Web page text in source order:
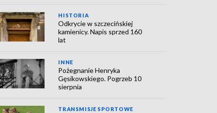
HISTORIA
Odkrycie w szczecińskiej
kamienicy. Napis sprzed 160
lat
INNE
Pożegnanie Henryka
Gęsikowskiego. Pogrzeb 10
sierpnia
TRANSMISJE SPORTOWE